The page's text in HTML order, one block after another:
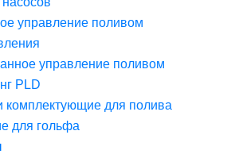
управление поливом
управление поливом
PLD
комплектующие для полива
для гольфа